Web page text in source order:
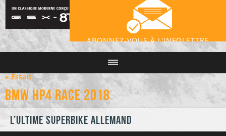
ABONNEZ-VOUS À L'INFOLETTRE
« Essais
BMW HP4 Race 2018
L’ultime Superbike allemand